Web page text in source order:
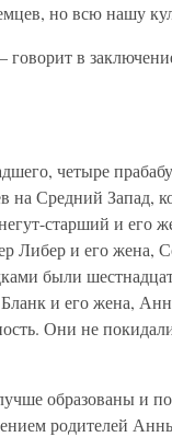
но всю нашу
в
четыре
Средний Запад,
старший и его
Либер и его жена,
были
и его жена,
Они не
образованы и
родителей